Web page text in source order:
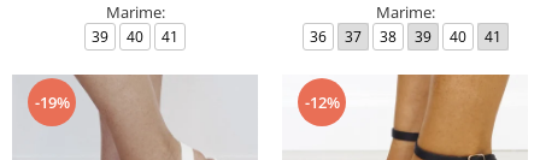
Marime:
39 40 41
Marime:
36 37 38 39 40 41
-19% -12%